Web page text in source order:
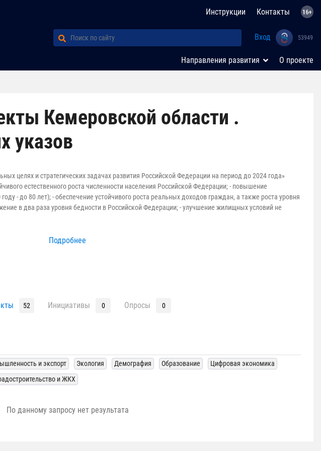
Инструкции Контакты
Вход 53949
Направления развития О проекте
Кемеровской области .
указов
целях и стратегических задачах развития Российской Федерации на период до 2024 года»
естественного роста численности населения Российской Федерации; - повышение
- до 80 лет); - обеспечение устойчивого роста реальных доходов граждан, а также роста уровня
в два раза уровня бедности в Российской Федерации; - улучшение жилищных условий не
Подробнее
52 Инициативы 0 Опросы 0
и экспорт Экология Демография Образование
Цифровая экономика
и ЖКХ
По данному запросу нет результата